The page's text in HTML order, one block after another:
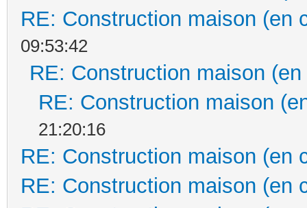
RE: Construction maison (en
09:53:42
RE: Construction maison
RE: Construction maison
21:20:16
RE: Construction maison (en
RE: Construction maison (en